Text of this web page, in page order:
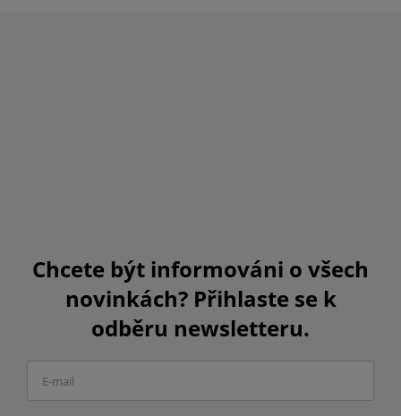
Chcete být informováni o všech
novinkách? Přihlaste se k
odběru newsletteru.